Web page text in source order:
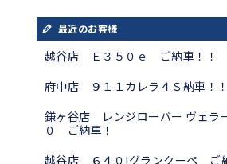
最近のお客様
越谷店 Ｅ３５０ｅ ご納車！！
府中店 ９１１カレラ４Ｓ納車！！
鎌ヶ谷店 レンジローバー ヴェラ
０ ご納車！
越谷店 ６４０iグランクーペ ご